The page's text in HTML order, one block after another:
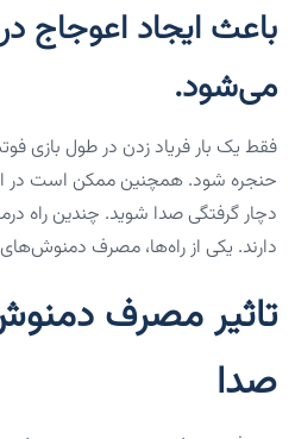
باعث ایجاد اعوجاج
می‌شود.
فقط یک بار فریاد زدن در طول بازی
حنجره شود. همچنین ممکن است در اثر
دچار گرفتگی صدا شوید. چندین راه
دارند. یکی از راه‌ها، مصرف
تاثیر مصرف
صدا